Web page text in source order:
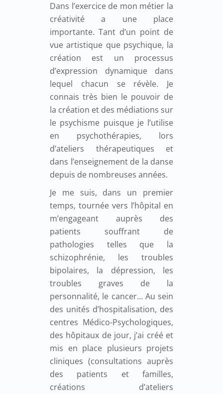
Dans l’exercice de mon métier la
créativité a une place
importante. Tant d’un point de
vue artistique que psychique, la
création est un processus
d’expression dynamique dans
lequel chacun se révèle. Je
connais très bien le pouvoir de
la création et des médiations sur
le psychisme puisque je l’utilise
en psychothérapies, lors
d’ateliers thérapeutiques et
dans l’enseignement de la danse
depuis de nombreuses années.
Je me suis, dans un premier
temps, tournée vers l’hôpital en
m’engageant auprès des
patients souffrant de
pathologies telles que la
schizophrénie, les troubles
bipolaires, la dépression, les
troubles graves de la
personnalité, le cancer… Au sein
des unités d’hospitalisation, des
centres Médico-Psychologiques,
des hôpitaux de jour, j’ai créé et
mis en place plusieurs projets
cliniques (consultations auprès
des patients et familles,
créations d’ateliers